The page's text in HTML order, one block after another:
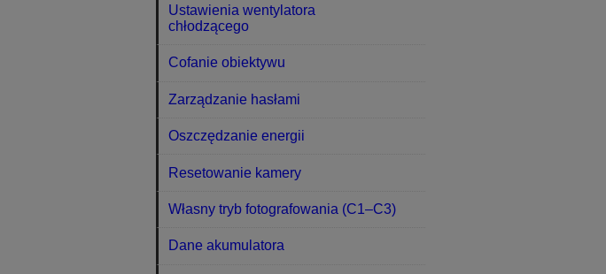
Ustawienia wentylatora
chłodzącego
Cofanie obiektywu
Zarządzanie hasłami
Oszczędzanie energii
Resetowanie kamery
Własny tryb fotografowania (C1–C3)
Dane akumulatora